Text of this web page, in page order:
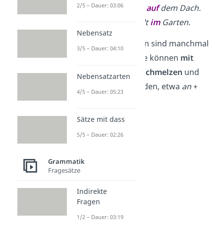
Der Vogel sitzt aufdem Dach.
Der Hund spieltimGarten.
Tipp:Präpositionen sind manchmal
versteckt! Denn sie können mit
einem Artikel verschmelzen und
ein neues Wort bilden, etwa an+
Pronomen
2/5 – Dauer: 03:06
Nebensatz
3/5 – Dauer: 04:10
Nebensatzarten
4/5 – Dauer: 05:23
Sätze mit dass
5/5 – Dauer: 02:26
Grammatik
Fragesätze
Indirekte
Fragen
1/2 – Dauer: 03:19